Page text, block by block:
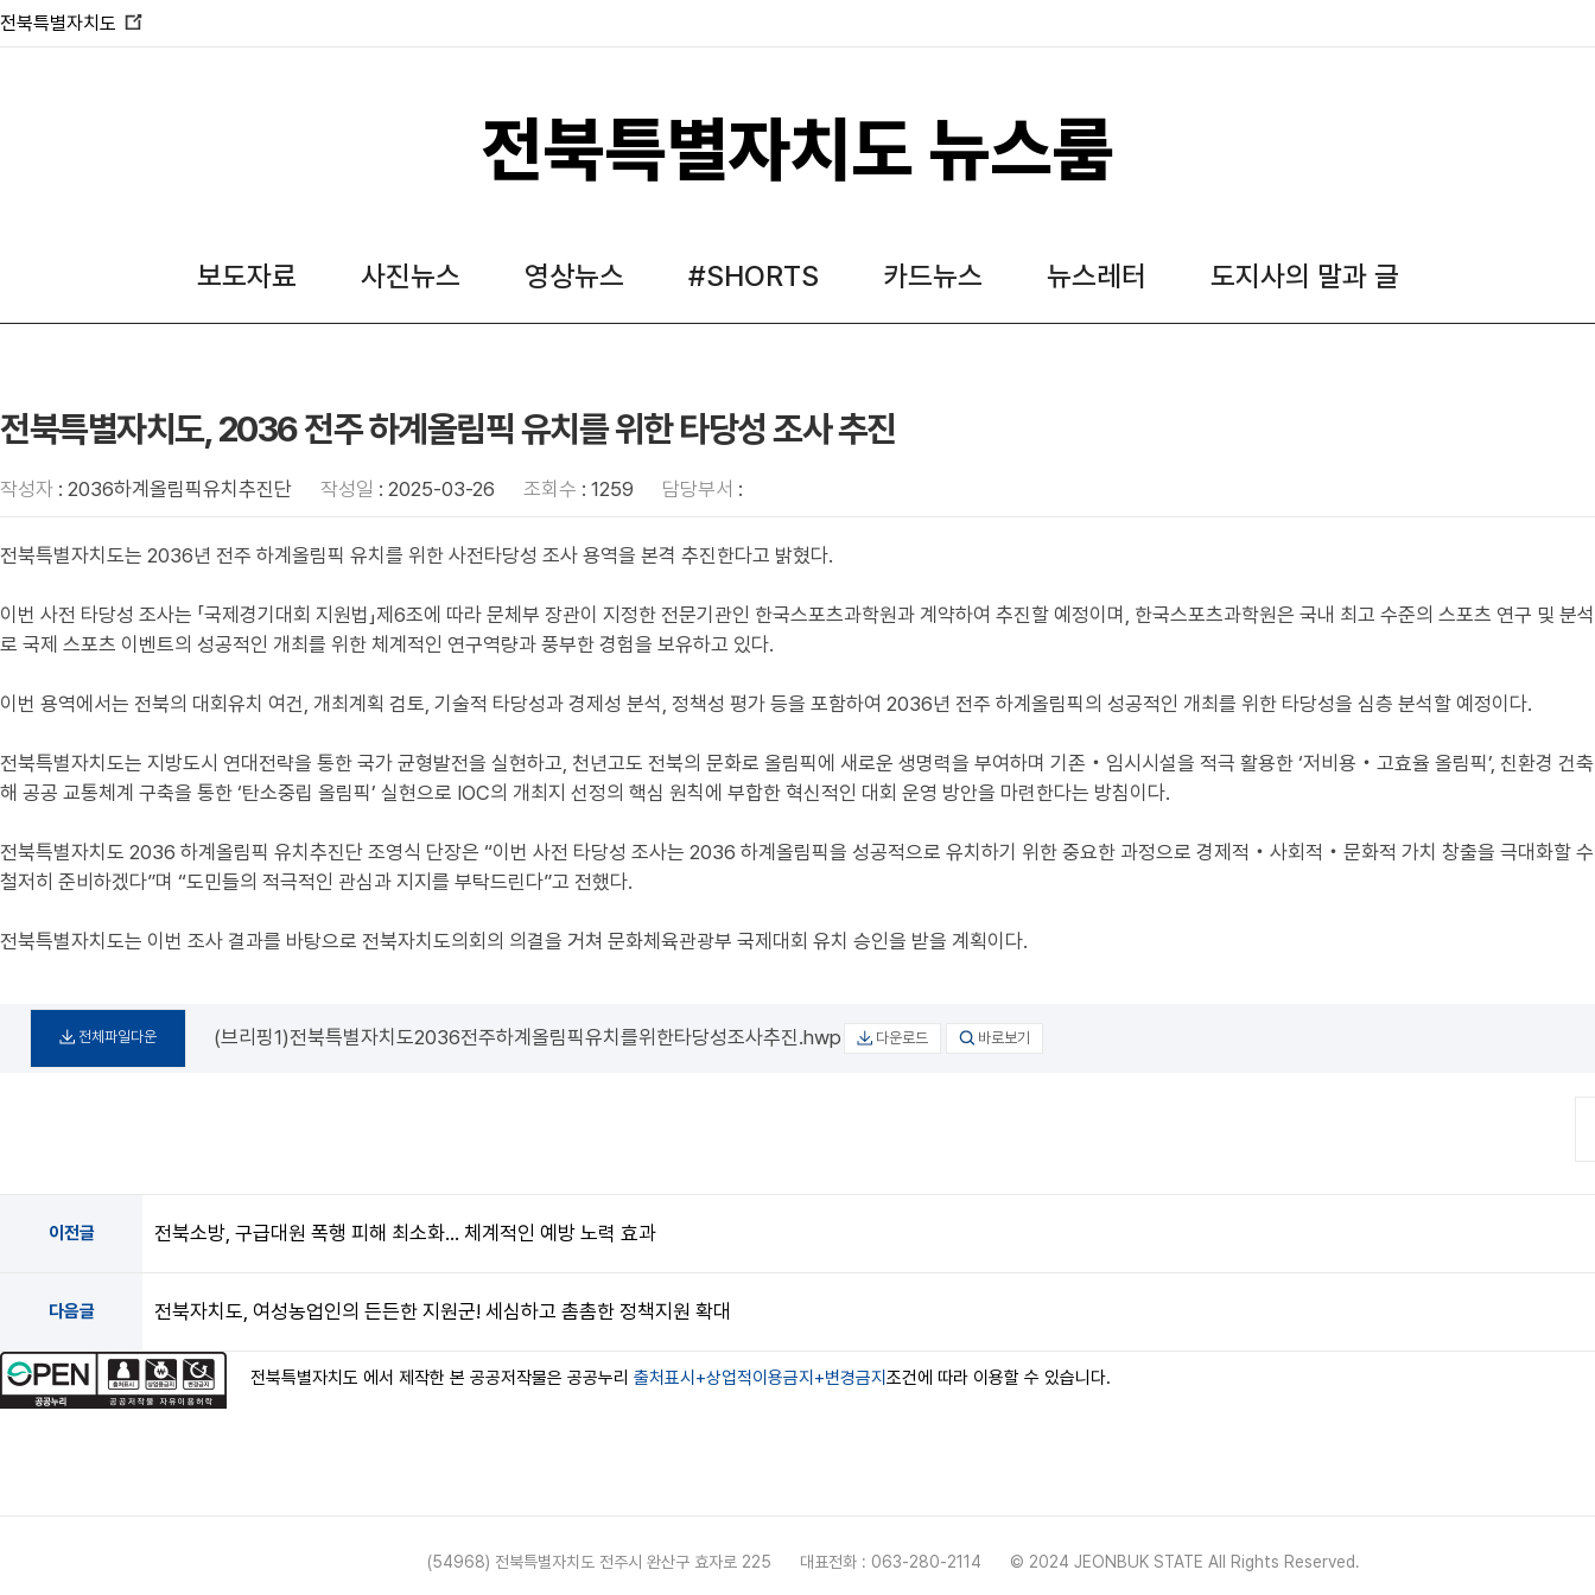
전북특별자치도
전북특별자치도 뉴스룸
보도자료 사진뉴스 영상뉴스 #SHORTS 카드뉴스 뉴스레터 도지사의 말과 글
전북특별자치도, 2036 전주 하계올림픽 유치를 위한 타당성 조사 추진
작성자 : 2036하계올림픽유치추진단 작성일 : 2025-03-26 조회수 : 1259 담당부서 :
전북특별자치도는 2036년 전주 하계올림픽 유치를 위한 사전타당성 조사 용역을 본격 추진한다고 밝혔다.
이번 사전 타당성 조사는 「국제경기대회 지원법」제6조에 따라 문체부 장관이 지정한 전문기관인 한국스포츠과학원과 계약하여 추진할 예정이며, 한국스포츠과학원은 국내 최고 수준의 스포츠 연구 및 분
로 국제 스포츠 이벤트의 성공적인 개최를 위한 체계적인 연구역량과 풍부한 경험을 보유하고 있다.
이번 용역에서는 전북의 대회유치 여건, 개최계획 검토, 기술적 타당성과 경제성 분석, 정책성 평가 등을 포함하여 2036년 전주 하계올림픽의 성공적인 개최를 위한 타당성을 심층 분석할 예정이다.
전북특별자치도는 지방도시 연대전략을 통한 국가 균형발전을 실현하고, 천년고도 전북의 문화로 올림픽에 새로운 생명력을 부여하며 기존‧임시시설을 적극 활용한 ‘저비용‧고효율 올림픽’, 친환경 건
해 공공 교통체계 구축을 통한 ‘탄소중립 올림픽’ 실현으로 IOC의 개최지 선정의 핵심 원칙에 부합한 혁신적인 대회 운영 방안을 마련한다는 방침이다.
전북특별자치도 2036 하계올림픽 유치추진단 조영식 단장은 “이번 사전 타당성 조사는 2036 하계올림픽을 성공적으로 유치하기 위한 중요한 과정으로 경제적‧사회적‧문화적 가치 창출을 극대화할
철저히 준비하겠다”며 “도민들의 적극적인 관심과 지지를 부탁드린다”고 전했다.
전북특별자치도는 이번 조사 결과를 바탕으로 전북자치도의회의 의결을 거쳐 문화체육관광부 국제대회 유치 승인을 받을 계획이다.
전체파일다운 (브리핑1)전북특별자치도2036전주하계올림픽유치를위한타당성조사추진.hwp 다운로드 바로보기
이전글 전북소방, 구급대원 폭행 피해 최소화… 체계적인 예방 노력 효과
다음글 전북자치도, 여성농업인의 든든한 지원군! 세심하고 촘촘한 정책지원 확대
전북특별자치도 에서 제작한 본 공공저작물은 공공누리 출처표시+상업적이용금지+변경금지 조건에 따라 이용할 수 있습니다.
(54968) 전북특별자치도 전주시 완산구 효자로 225 대표전화 : 063-280-2114 © 2024 JEONBUK STATE All Rights Reserved.